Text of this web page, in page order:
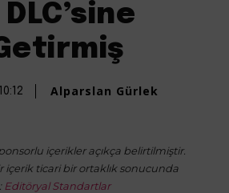
Alparslan Gürlek
içerikler açıkça belirtilmiştir.
içerik ticari bir ortaklık sonucunda
Editöryal Standartlar